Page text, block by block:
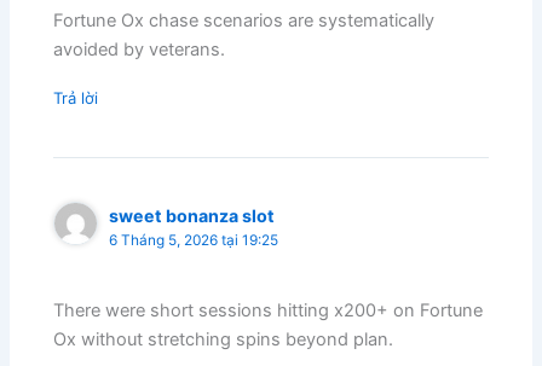
Fortune Ox chase scenarios are systematically
avoided by veterans.
Trả lời
sweet bonanza slot
6 Tháng 5, 2026 tại 19:25
There were short sessions hitting x200+ on Fortune
Ox without stretching spins beyond plan.